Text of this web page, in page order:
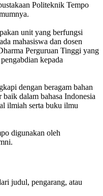
Politeknik Tempo
unit yang berfungsi
mahasiswa dan dosen
Perguruan Tinggi yang
kepada
dengan beragam bahan
dalam bahasa Indonesia
ilmiah serta buku ilmu
digunakan oleh
judul, pengarang, atau